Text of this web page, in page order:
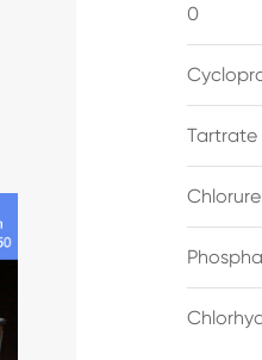
0
Tartrate